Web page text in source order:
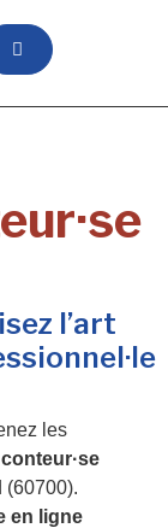
l’art
les
conteur·se
en ligne